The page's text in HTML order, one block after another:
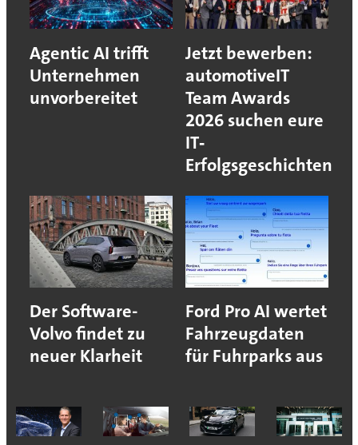
Agentic AI trifft
Unternehmen
unvorbereitet
Jetzt bewerben:
automotiveIT
Team Awards
2026 suchen eure
IT‐
Erfolgsgeschichten
Der Software-
Volvo findet zu
neuer Klarheit
Ford Pro AI wertet
Fahrzeugdaten
für Fuhrparks aus